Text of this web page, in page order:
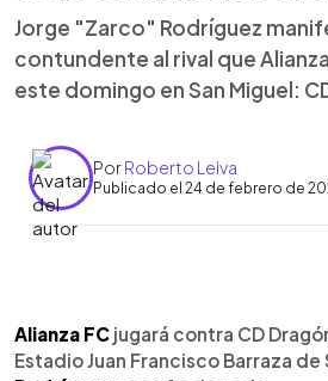
Jorge "Zarco" Rodríguez
contundente al rival que
este domingo en San Miguel:
PorRoberto Leiva
Publicado el 24 de febrero de
► Escuchar artículo
Alianza FC jugará contra CD
Estadio Juan Francisco Barraza de